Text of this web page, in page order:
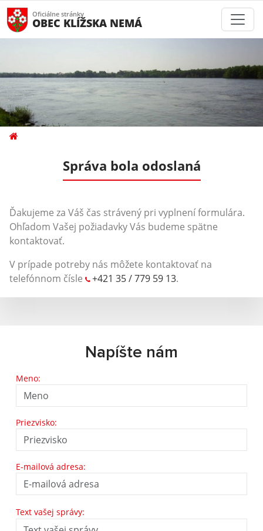
Oficiálne stránky
OBEC KLÍŽSKA NEMÁ
Správa bola odoslaná
Ďakujeme za Váš čas strávený pri vyplnení formulára.
Ohľadom Vašej požiadavky Vás budeme spätne
kontaktovať.
V prípade potreby nás môžete kontaktovať na
telefónnom čísle
+421 35 / 779 59 13.
Napíšte nám
Meno:
Priezvisko:
E-mailová adresa:
Text vašej správy: